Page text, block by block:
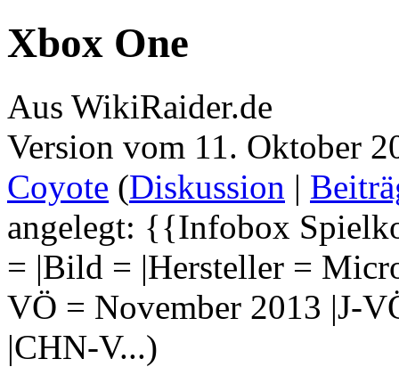
Xbox One
Aus WikiRaider.de
Version vom 11. Oktober
Coyote (Diskussion |
angelegt: {{Infobox
= |Bild = |Hersteller =
VÖ = November 2013 |J-
|CHN-V...)